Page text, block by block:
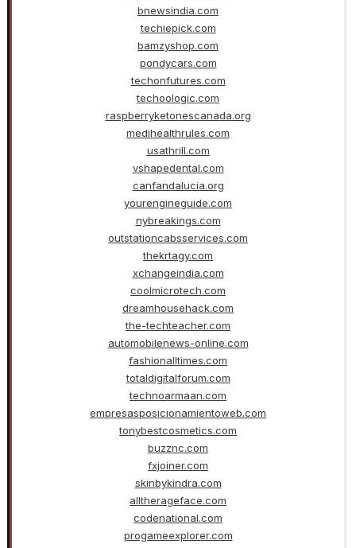
bnewsindia.com
techiepick.com
bamzyshop.com
pondycars.com
techonfutures.com
techoologic.com
raspberryketonescanada.org
medihealthrules.com
usathrill.com
vshapedental.com
canfandalucia.org
yourengineguide.com
nybreakings.com
outstationcabsservices.com
thekrtagy.com
xchangeindia.com
coolmicrotech.com
dreamhousehack.com
the-techteacher.com
automobilenews-online.com
fashionalltimes.com
totaldigitalforum.com
technoarmaan.com
empresasposicionamientoweb.com
tonybestcosmetics.com
buzznc.com
fxjoiner.com
skinbykindra.com
alltherageface.com
codenational.com
progameexplorer.com